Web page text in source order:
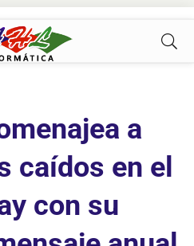
a
caídos en el
con su